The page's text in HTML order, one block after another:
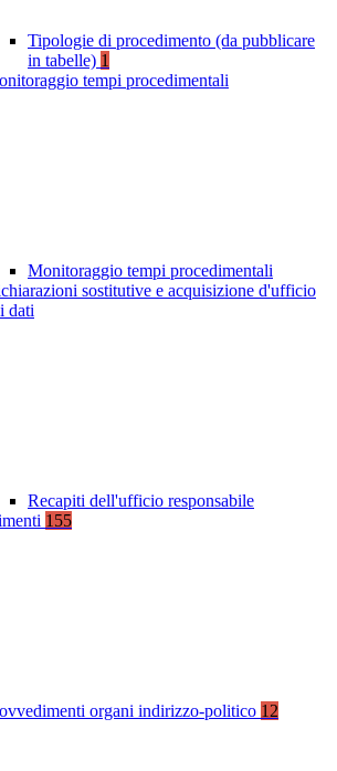
Tipologie di procedimento (da pubblicare
in tabelle) 1
tempi procedimentali
Monitoraggio tempi procedimentali
sostitutive e acquisizione d'ufficio
dati
Recapiti dell'ufficio responsabile
155
organi indirizzo-politico 12